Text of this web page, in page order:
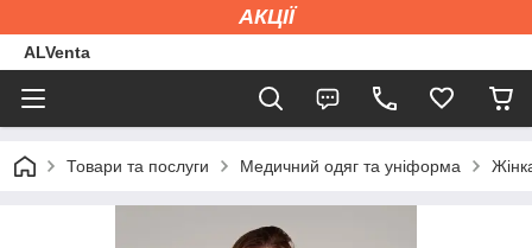
АКЦІЇ
ALVenta
Товари та послуги Медичний одяг та уніформа